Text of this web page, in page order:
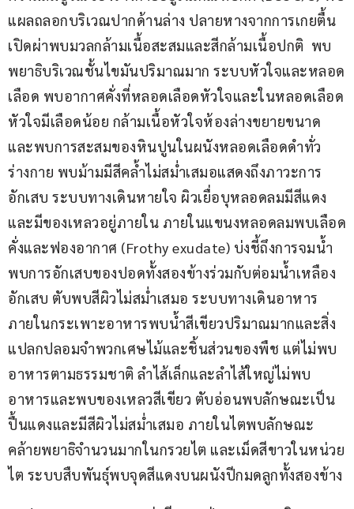
แผลถลอกบริเวณปากด้านล่าง ปลายหางจากการเกยตื้น
เปิดผ่าพบมวลกล้ามเนื้อสะสมและสีกล้ามเนื้อปกติ  พบ
พยาธิบริเวณชั้นไขมันปริมาณมาก ระบบหัวใจและหลอด
เลือด พบอากาศคั่งที่หลอดเลือดหัวใจและในหลอดเลือด
หัวใจมีเลือดน้อย กล้ามเนื้อหัวใจห้องล่างขยายขนาด
และพบการสะสมของหินปูนในผนังหลอดเลือดดำทั่ว
ร่างกาย พบม้ามมีสีคล้ำไม่สม่ำเสมอแสดงถึงภาวะการ
อักเสบ ระบบทางเดินหายใจ ผิวเยื่อบุหลอดลมมีสีแดง
และมีของเหลวอยู่ภายใน ภายในแขนงหลอดลมพบเลือด
คั่งและฟองอากาศ (Frothy exudate) บ่งชี้ถึงการจมน้ำ
พบการอักเสบของปอดทั้งสองข้างร่วมกับต่อมน้ำเหลือง
อักเสบ ตับพบสีผิวไม่สม่ำเสมอ ระบบทางเดินอาหาร
ภายในกระเพาะอาหารพบน้ำสีเขียวปริมาณมากและสิ่ง
แปลกปลอมจำพวกเศษไม้และชิ้นส่วนของพืช แต่ไม่พบ
อาหารตามธรรมชาติ ลำไส้เล็กและลำไส้ใหญ่ไม่พบ
อาหารและพบของเหลวสีเขียว ตับอ่อนพบลักษณะเป็น
ปื้นแดงและมีสีผิวไม่สม่ำเสมอ ภายในไตพบลักษณะ
คล้ายพยาธิจำนวนมากในกรวยไต และเม็ดสีขาวในหน่วย
ไต ระบบสืบพันธุ์พบจุดสีแดงบนผนังปีกมดลูกทั้งสองข้าง